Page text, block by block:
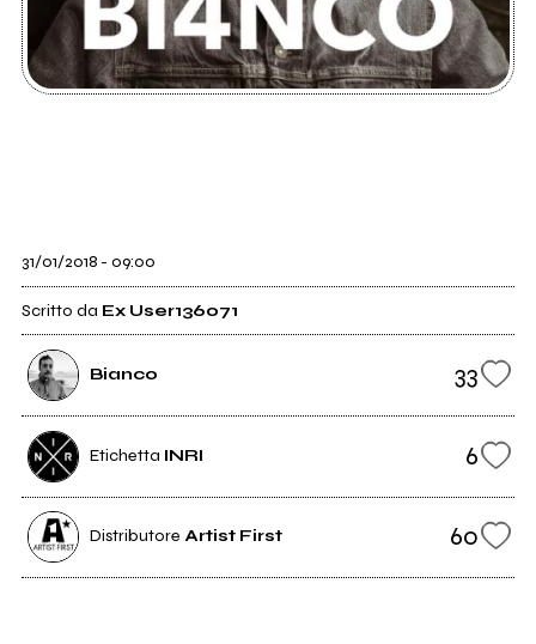
31/01/2018 - 09:00
Scritto da Ex User136071
Bianco 33
Etichetta INRI 6
Distributore Artist First 60